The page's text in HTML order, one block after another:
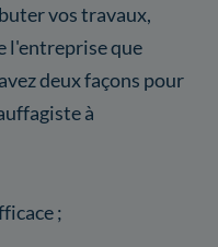
vos travaux,
l'entreprise que
deux façons pour
à
;